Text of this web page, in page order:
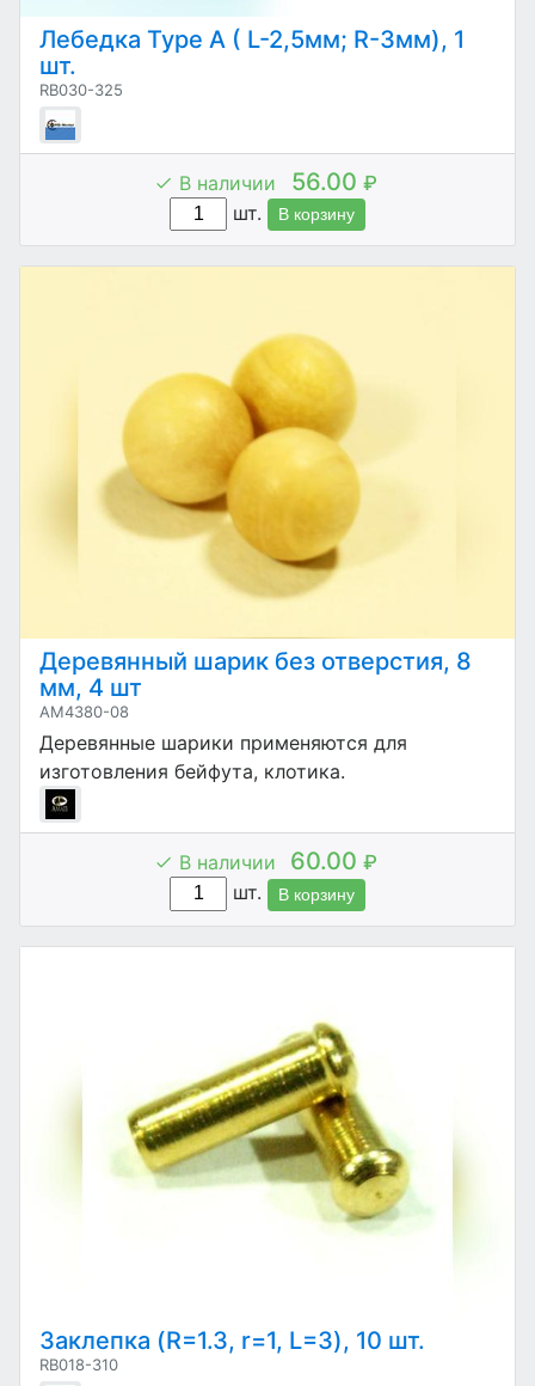
Лебедка Type А ( L-2,5мм; R-3мм), 1
шт.
RB030-325
В наличии 56.00 ₽
шт.
В корзину
Деревянный шарик без отверстия, 8
мм, 4 шт
AM4380-08
Деревянные шарики применяются для
изготовления бейфута, клотика.
В наличии 60.00 ₽
шт.
В корзину
Заклепка (R=1.3, r=1, L=3), 10 шт.
RB018-310